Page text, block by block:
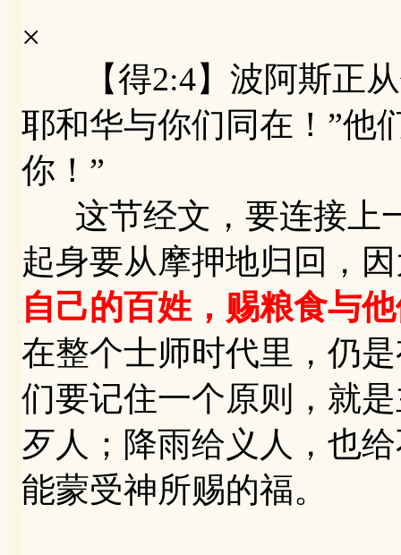
×
【得2:4】波阿斯正从
耶和华与你们同在！”他
你！”
这节经文，要连接上
起身要从摩押地归回，
自己的百姓，赐粮食与
在整个士师时代里，仍
们要记住一个原则，就
歹人；降雨给义人，也
能蒙受神所赐的福。